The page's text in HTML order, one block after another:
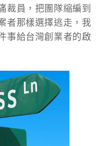
裁員，把團隊縮編到
者那樣選擇逃走，我
事給台灣創業者的啟